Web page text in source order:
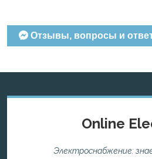
Отзывы, вопросы и
Online
Электроснабжение: